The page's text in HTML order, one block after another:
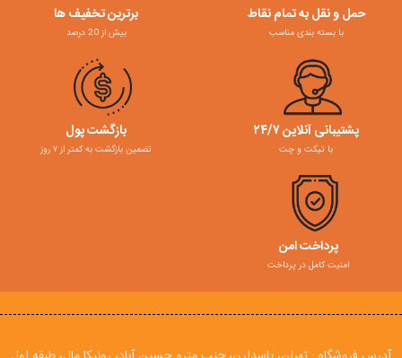
حمل و نقل به تمام نقاط
با بسته بندی مناسب
برترین تخفیف ها
بیش از 20 درصد
پشتیبانی آنلاین ۲۴/۷
با تیکت و چت
بازگشت پول
تضمین بازگشت به کمتر از ۷ روز
پرداخت امن
امنیت کامل در پرداخت